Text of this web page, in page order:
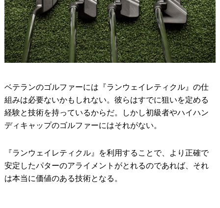
ベテランのゴルファーには『ランウェイレティクル』の仕
組みは必要ないかもしれない。彼らはすでに狙いを定める
経験と技術を持っているからだ。しかし初級者やハイハン
ディキャップのゴルファーにはそれがない。
『ランウェイレティクル』を利用することで、より正確で
安定したパターのアライメントがとれるのであれば、それ
は本当に価値のある技術となる。